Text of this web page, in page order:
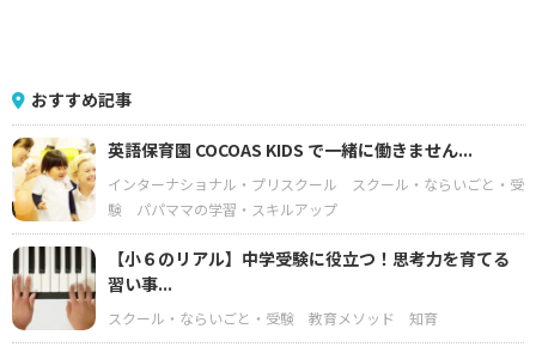
おすすめ記事
英語保育園 COCOAS KIDS で一緒に働きません...
インターナショナル・プリスクール
スクール・ならいごと・受
験
パパママの学習・スキルアップ
【小６のリアル】中学受験に役立つ！思考力を育てる
習い事...
スクール・ならいごと・受験 教育メソッド 知育